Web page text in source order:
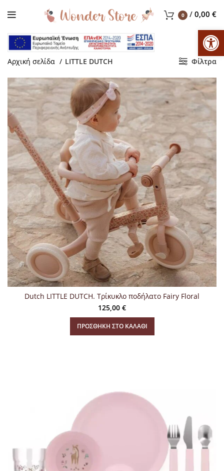
0 / 0,00 €
Αρχική σελίδα LITTLE DUTCH Φίλτρα
Dutch LITTLE DUTCH. Τρίκυκλο ποδήλατο Fairy Floral
125,00 €
ΠΡΟΣΘΉΚΗ ΣΤΟ ΚΑΛΆΘΙ